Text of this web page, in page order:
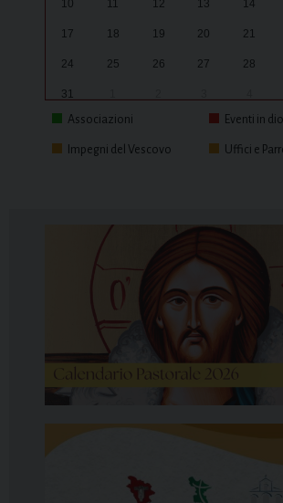
10 11 12 13 14
17 18 19 20 21
24 25 26 27 28
31
Associazioni
Eventi in
Impegni del Vescovo Uffici e